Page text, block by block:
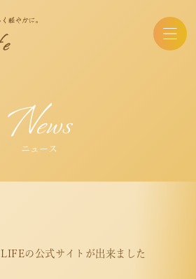
News
ニュース
の公式サイトが出来ました